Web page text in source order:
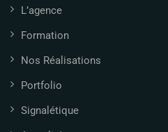
L’agence
Formation
Nos Réalisations
Portfolio
Signalétique